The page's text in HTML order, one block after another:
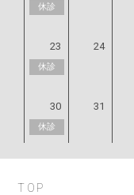
休診
23
休診
24
30
休診
31
TOP